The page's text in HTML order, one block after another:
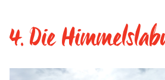
4. Die